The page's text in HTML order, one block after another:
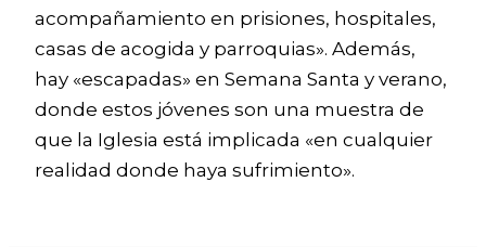
acompañamiento en prisiones, hospitales,
casas de acogida y parroquias». Además,
hay «escapadas» en Semana Santa y verano,
donde estos jóvenes son una muestra de
que la Iglesia está implicada «en cualquier
realidad donde haya sufrimiento».